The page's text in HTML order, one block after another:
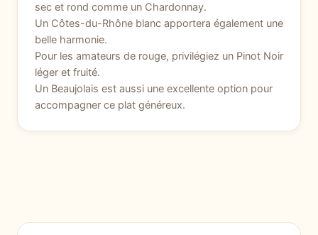
sec et rond comme un Chardonnay.
Un Côtes-du-Rhône blanc apportera également une
belle harmonie.
Pour les amateurs de rouge, privilégiez un Pinot Noir
léger et fruité.
Un Beaujolais est aussi une excellente option pour
accompagner ce plat généreux.